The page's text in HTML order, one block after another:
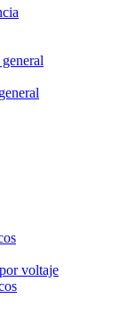
voltaje